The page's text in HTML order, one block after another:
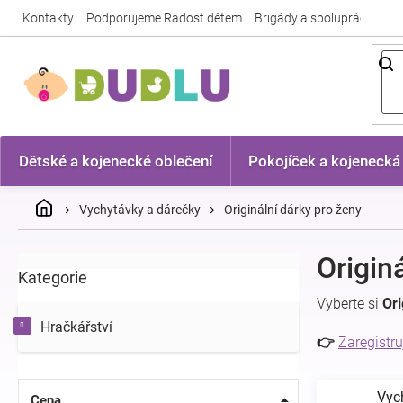
Kontakty Podporujeme Radost dětem Brigády a spolupráce
Dětské a kojenecké oblečení Pokojíček a kojenecká
DomůVychytávky a dárečky Originální dárky pro ženy
o
t
r
n
Přeskočit
Kategorie
Hračkářství
Vyberte si
👉